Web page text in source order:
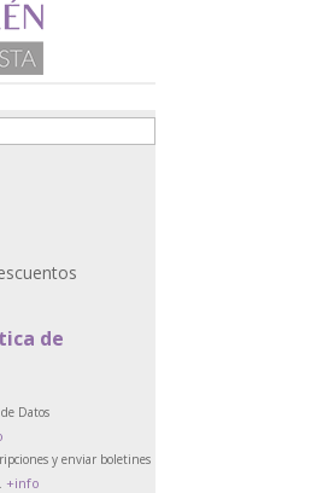
de
Datos
y enviar boletines
+info